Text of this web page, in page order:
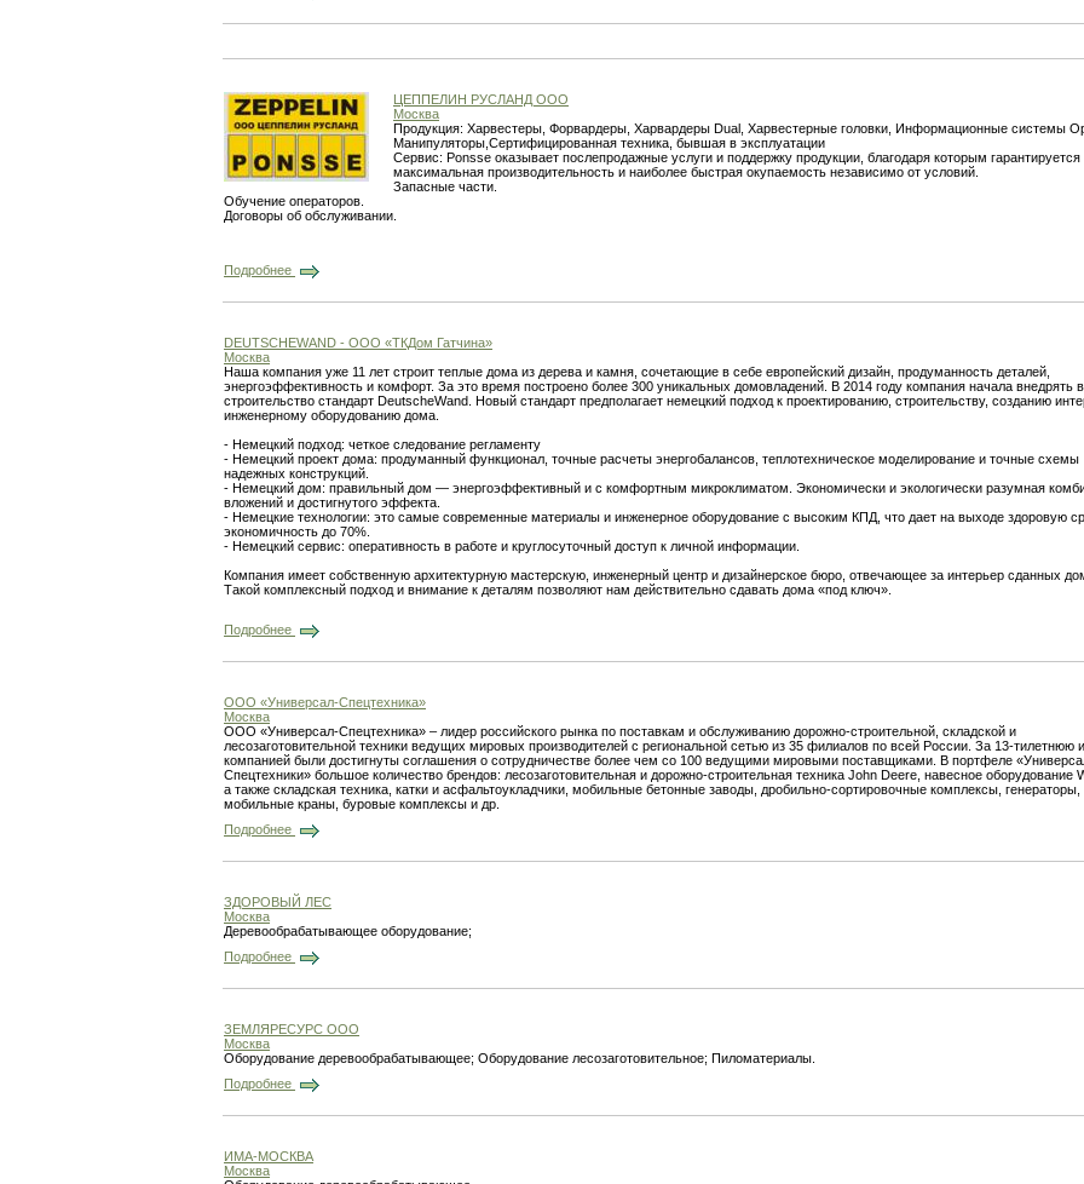
ЦЕППЕЛИН РУСЛАНД ООО
Москва
Продукция: Харвестеры, Форвардеры, Харвардеры Dual, Харвестерные головки, Информационные системы
Манипуляторы,Сертифицированная техника, бывшая в эксплуатации
Сервис: Ponsse оказывает послепродажные услуги и поддержку продукции, благодаря которым гарантируется
максимальная производительность и наиболее быстрая окупаемость независимо от условий.
Запасные части.
Обучение операторов.
Договоры об обслуживании.
Подробнее
DEUTSCHEWAND - ООО «ТКДом Гатчина»
Москва
Наша компания уже 11 лет строит теплые дома из дерева и камня, сочетающие в себе европейский дизайн, продуманность деталей,
энергоэффективность и комфорт. За это время построено более 300 уникальных домовладений. В 2014 году компания начала внедрять в
строительство стандарт DeutscheWand. Новый стандарт предполагает немецкий подход к проектированию, строительству, созданию
инженерному оборудованию дома.
- Немецкий подход: четкое следование регламенту
- Немецкий проект дома: продуманный функционал, точные расчеты энергобалансов, теплотехническое моделирование и точные схемы
надежных конструкций.
- Немецкий дом: правильный дом — энергоэффективный и с комфортным микроклиматом. Экономически и экологически разумная
вложений и достигнутого эффекта.
- Немецкие технологии: это самые современные материалы и инженерное оборудование с высоким КПД, что дает на выходе здоровую
экономичность до 70%.
- Немецкий сервис: оперативность в работе и круглосуточный доступ к личной информации.
Компания имеет собственную архитектурную мастерскую, инженерный центр и дизайнерское бюро, отвечающее за интерьер сданных
Такой комплексный подход и внимание к деталям позволяют нам действительно сдавать дома «под ключ».
Подробнее
ООО «Универсал-Спецтехника»
Москва
ООО «Универсал-Спецтехника» – лидер российского рынка по поставкам и обслуживанию дорожно-строительной, складской и
лесозаготовительной техники ведущих мировых производителей с региональной сетью из 35 филиалов по всей России. За 13-тилетнюю
компанией были достигнуты соглашения о сотрудничестве более чем со 100 ведущими мировыми поставщиками. В портфеле
Спецтехники» большое количество брендов: лесозаготовительная и дорожно-строительная техника John Deere, навесное оборудование
а также складская техника, катки и асфальтоукладчики, мобильные бетонные заводы, дробильно-сортировочные комплексы, генераторы,
мобильные краны, буровые комплексы и др.
Подробнее
ЗДОРОВЫЙ ЛЕС
Москва
Деревообрабатывающее оборудование;
Подробнее
ЗЕМЛЯРЕСУРС ООО
Москва
Оборудование деревообрабатывающее; Оборудование лесозаготовительное; Пиломатериалы.
Подробнее
ИМА-МОСКВА
Москва